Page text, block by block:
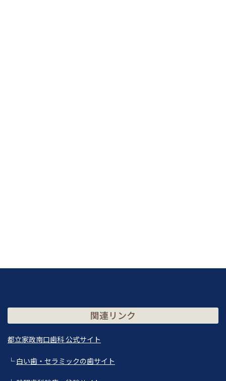
関連リンク
都立家政南口歯科 公式サイト
└白い歯・セラミックの歯サイト